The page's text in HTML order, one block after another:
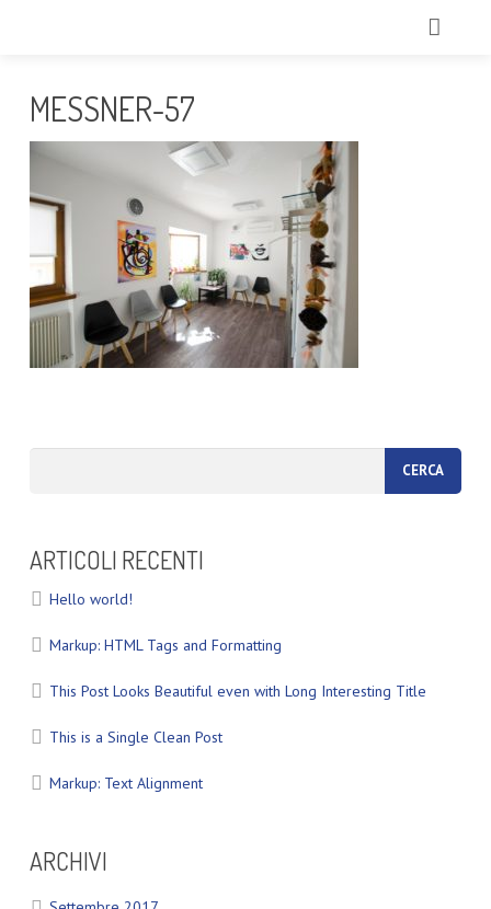
ECCELLENZE
TECNOLOGIE
IL NOSTRO TEAM
MESSNER-57
ARTICOLI RECENTI
Hello world!
Markup: HTML Tags and Formatting
This Post Looks Beautiful even with Long Interesting Title
This is a Single Clean Post
Markup: Text Alignment
ARCHIVI